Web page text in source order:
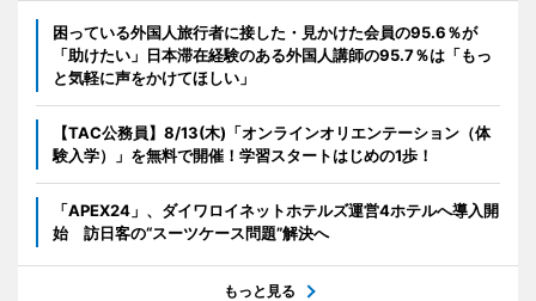
困っている外国人旅行者に接した・見かけた会員の95.6％が
「助けたい」日本滞在経験のある外国人講師の95.7％は「もっ
と気軽に声をかけてほしい」
【TAC公務員】8/13(木)「オンラインオリエンテーション（体
験入学）」を無料で開催！学習スタートはじめの1歩！
「APEX24」、ダイワロイネットホテルズ運営4ホテルへ導入開
始 訪日客の“スーツケース問題”解決へ
もっと見る